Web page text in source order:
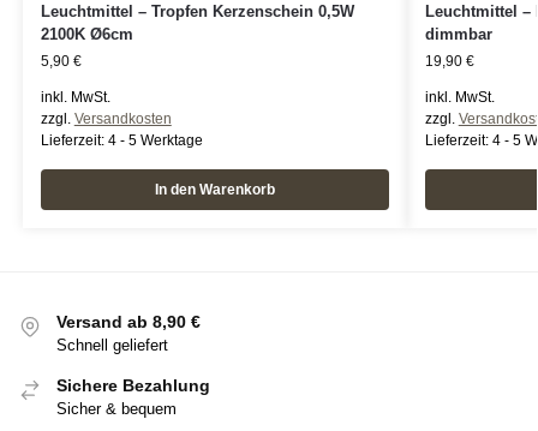
Leuchtmittel – Tropfen Kerzenschein 0,5W
2100K Ø6cm
5,90 €
inkl. MwSt.
zzgl. Versandkosten
Lieferzeit: 4 - 5 Werktage
In den Warenkorb
Leuchtmittel –
dimmbar
19,90 €
inkl. MwSt.
zzgl.
Lieferzeit: 4 - 5
Versand ab 8,90 €
Schnell geliefert
Sichere Bezahlung
Sicher & bequem